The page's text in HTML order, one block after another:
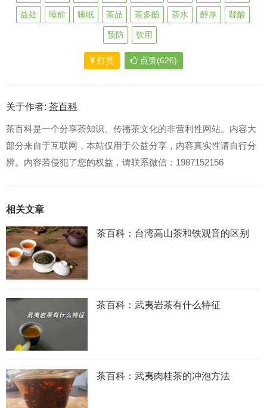
益处 睡前 睡眠 茶品 茶多酚 茶水 醇厚 鞣酸
预防 饮用
打赏 点赞(626)
关于作者: 茶百科
茶百科是一个分享茶知识、传播茶文化的非营利性网站。内容大
部分来自于互联网，本站仅用于公益分享，内容真实性请自行分
辨。内容若侵犯了您的权益，请联系微信：1987152156
相关文章
茶百科：台湾高山茶和铁观音的区别
茶百科：武夷岩茶有什么特征
茶百科：武夷肉桂茶的冲泡方法